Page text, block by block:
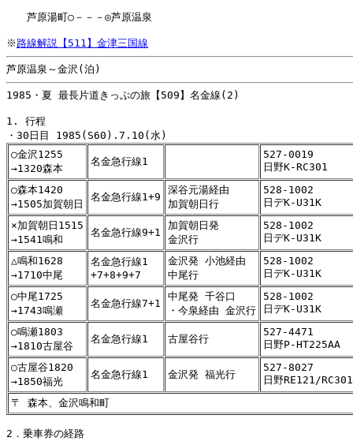
芦原湯町○－－－◎芦原温泉
※ 路線解説【511】金津三国線
1985・夏 最長片道きっぷの旅【509】名金線(2)
1. 行程
○金沢1255
→1320森本
名金急行線1
527-0019
日野K-RC301
○森本1420
→1505加賀朝日
名金急行線1+9
深谷元湯経由
加賀朝日行
528-1002
日デK-U31K
×加賀朝日1515
→1541鳴和
名金急行線9+1
加賀朝日発
金沢行
528-1002
日デK-U31K
△鳴和1628
→1710中尾
名金急行線1
+7+8+9+7
金沢発 小池経由
中尾行
528-1002
日デK-U31K
○中尾1725
→1743鳴瀬
名金急行線7+1
中尾発 千谷口
・今泉経由 金沢行
528-1002
日デK-U31K
○鳴瀬1803
→1810古屋谷
名金急行線1 古屋谷行
527-4471
日野P-HT225AA
○古屋谷1820
→1850福光
名金急行線1 金沢発 福光行
527-8027
日野RE121/RC301
〒 森本、金沢鳴和町
2．乗車券の経路